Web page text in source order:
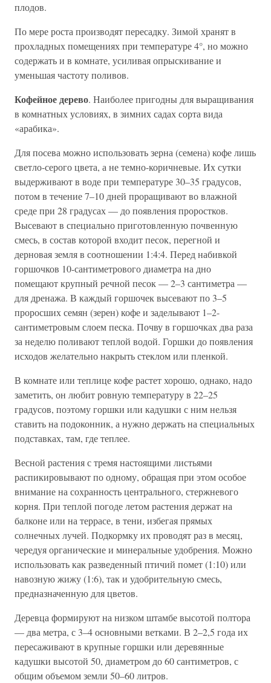
плодов.
По мере роста производят пересадку. Зимой хранят в
прохладных помещениях при температуре 4°, но можно
содержать и в комнате, усиливая опрыскивание и
уменьшая частоту поливов.
Кофейное дерево. Наиболее пригодны для выращивания
в комнатных условиях, в зимних садах сорта вида
«арабика».
Для посева можно использовать зерна (семена) кофе лишь
светло-серого цвета, а не темно-коричневые. Их сутки
выдерживают в воде при температуре 30–35 градусов,
потом в течение 7–10 дней проращивают во влажной
среде при 28 градусах — до появления проростков.
Высевают в специально приготовленную почвенную
смесь, в состав которой входит песок, перегной и
дерновая земля в соотношении 1:4:4. Перед набивкой
горшочков 10-сантиметрового диаметра на дно
помещают крупный речной песок — 2–3 сантиметра —
для дренажа. В каждый горшочек высевают по 3–5
проросших семян (зерен) кофе и заделывают 1–2-
сантиметровым слоем песка. Почву в горшочках два раза
за неделю поливают теплой водой. Горшки до появления
исходов желательно накрыть стеклом или пленкой.
В комнате или теплице кофе растет хорошо, однако, надо
заметить, он любит ровную температуру в 22–25
градусов, поэтому горшки или кадушки с ним нельзя
ставить на подоконник, а нужно держать на специальных
подставках, там, где теплее.
Весной растения с тремя настоящими листьями
распикировывают по одному, обращая при этом особое
внимание на сохранность центрального, стержневого
корня. При теплой погоде летом растения держат на
балконе или на террасе, в тени, избегая прямых
солнечных лучей. Подкормку их проводят раз в месяц,
чередуя органические и минеральные удобрения. Можно
использовать как разведенный птичий помет (1:10) или
навозную жижу (1:6), так и удобрительную смесь,
предназначенную для цветов.
Деревца формируют на низком штамбе высотой полтора
— два метра, с 3–4 основными ветками. В 2–2,5 года их
пересаживают в крупные горшки или деревянные
кадушки высотой 50, диаметром до 60 сантиметров, с
общим объемом земли 50–60 литров.